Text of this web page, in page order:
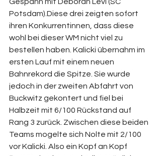
Potsdam).Diese drei zeigten sofort
ihren Konkurrentinnen, dass diese
wohl bei dieser WM nicht viel zu
bestellen haben. Kalicki übernahm im
ersten Lauf mit einem neuen
Bahnrekord die Spitze. Sie wurde
jedoch in der zweiten Abfahrt von
Buckwitz gekontert und fiel bei
Halbzeit mit 6/100 Rückstand auf
Rang 3 zurück. Zwischen diese beiden
Teams mogelte sich Nolte mit 2/100
vor Kalicki. Also ein Kopf an Kopf